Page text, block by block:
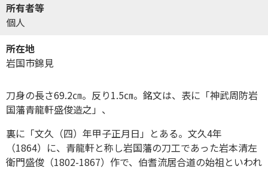
所有者等
個人
所在地
岩国市錦見
刀身の長さ69.2㎝。反り1.5㎝。銘文は、表に「神武周防岩
国藩青龍軒盛俊造之」、
裏に「文久（四）年甲子正月日」とある。文久4年
（1864）に、青龍軒と称し岩国藩の刀工であった岩本清左
衛門盛俊（1802-1867）作で、伯耆流居合道の始祖といわれ